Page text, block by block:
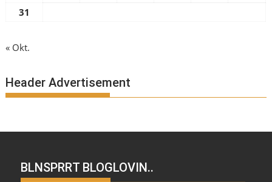
31
« Okt.
Header Advertisement
BLNSPRRT BLOGLOVIN..